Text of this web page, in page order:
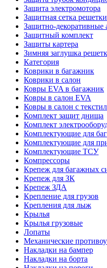
Защита электромотора
Защитная сетка
Защитно-декоративные
Защитный комплект
Защиты картера
Зимняя заглушка
Категория
Коврики в багажник
Коврики в салон
Ковры EVA в багажник
Ковры в салон EVA
Ковры в салон с
Комплект защит днища
Комплект
Комплектующие для
Комплектующие для
Комплектующие ТСУ
Компрессоры
Крепеж для багажных
Крепеж для ЗК
Крепеж ЗДА
Крепление для грузов
Крепления для лыж
Крылья
Крылья грузовые
Лопаты
Механические
Накладки на бампер
Накладки на борта